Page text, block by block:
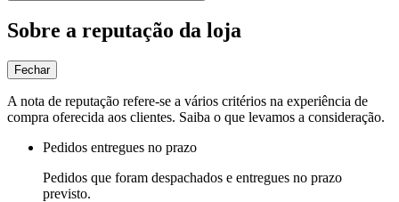
Sobre a reputação da loja
Fechar
A nota de reputação refere-se a vários critérios na experiência de
compra oferecida aos clientes. Saiba o que levamos a consideração.
Pedidos entregues no prazo
Pedidos que foram despachados e entregues no prazo
previsto.